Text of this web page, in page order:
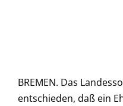
BREMEN. Das
entschieden, daß ein